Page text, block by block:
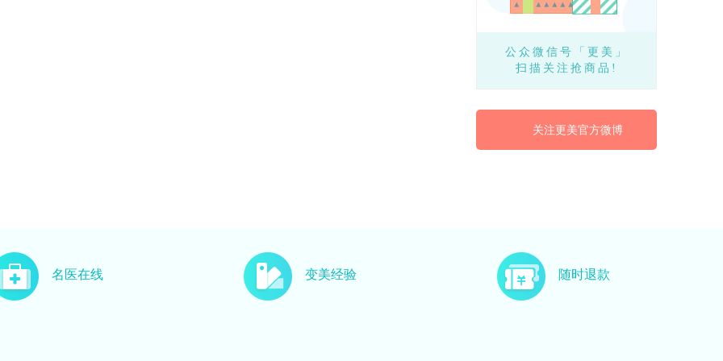
公众微信号「更美」
扫描关注抢商品!
关注更美官方微博
名医在线 变美经验 随时退款